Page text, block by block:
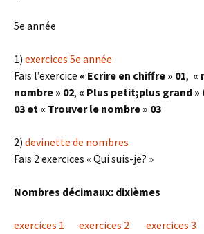
5e année
1) exercices 5e année
Fais l’exercice « Ecrire en chiffre » 01, «
nombre » 02, « Plus petit;plus grand »
03 et « Trouver le nombre » 03
2) devinette de nombres
Fais 2 exercices « Qui suis-je? »
Nombres décimaux: dixièmes
exercices 1 exercices 2 exercices 3